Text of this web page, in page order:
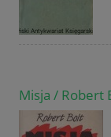
Misja / Robert